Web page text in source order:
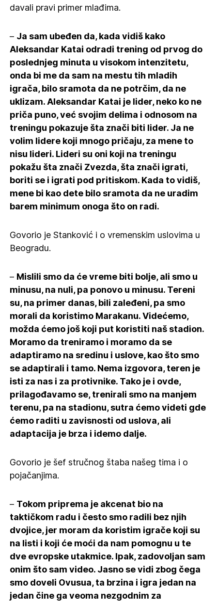
davali pravi primer mlađima.
– Ja sam ubeđen da, kada vidiš kako
Aleksandar Katai odradi trening od prvog do
poslednjeg minuta u visokom intenzitetu,
onda bi me da sam na mestu tih mladih
igrača, bilo sramota da ne potrčim, da ne
uklizam. Aleksandar Katai je lider, neko ko ne
priča puno, već svojim delima i odnosom na
treningu pokazuje šta znači biti lider. Ja ne
volim lidere koji mnogo pričaju, za mene to
nisu lideri. Lideri su oni koji na treningu
pokažu šta znači Zvezda, šta znači igrati,
boriti se i igrati pod pritiskom. Kada to vidiš,
mene bi kao dete bilo sramota da ne uradim
barem minimum onoga što on radi.
Govorio je Stanković i o vremenskim uslovima u
Beogradu.
– Mislili smo da će vreme biti bolje, ali smo u
minusu, na nuli, pa ponovo u minusu. Tereni
su, na primer danas, bili zaleđeni, pa smo
morali da koristimo Marakanu. Videćemo,
možda ćemo još koji put koristiti naš stadion.
Moramo da treniramo i moramo da se
adaptiramo na sredinu i uslove, kao što smo
se adaptirali i tamo. Nema izgovora, teren je
isti za nas i za protivnike. Tako je i ovde,
prilagođavamo se, trenirali smo na manjem
terenu, pa na stadionu, sutra ćemo videti gde
ćemo raditi u zavisnosti od uslova, ali
adaptacija je brza i idemo dalje.
Govorio je šef stručnog štaba našeg tima i o
pojačanjima.
– Tokom priprema je akcenat bio na
taktičkom radu i često smo radili bez njih
dvojice, jer moram da koristim igrače koji su
na listi i koji će moći da nam pomognu u te
dve evropske utakmice. Ipak, zadovoljan sam
onim što sam video. Jasno se vidi zbog čega
smo doveli Ovusua, ta brzina i igra jedan na
jedan čine ga veoma nezgodnim za